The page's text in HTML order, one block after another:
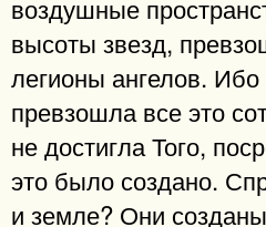
воздушные
высоты звезд,
легионы ангелов.
превзошла все это
не достигла Того,
это было создано.
и земле? Они